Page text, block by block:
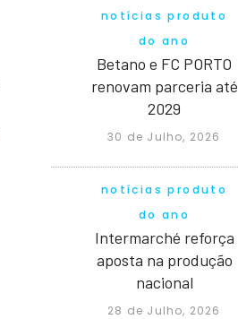
notícias produto
do ano
Betano e FC PORTO
renovam parceria até
2029
30 de Julho, 2026
notícias produto
do ano
Intermarché reforça
aposta na produção
nacional
28 de Julho, 2026